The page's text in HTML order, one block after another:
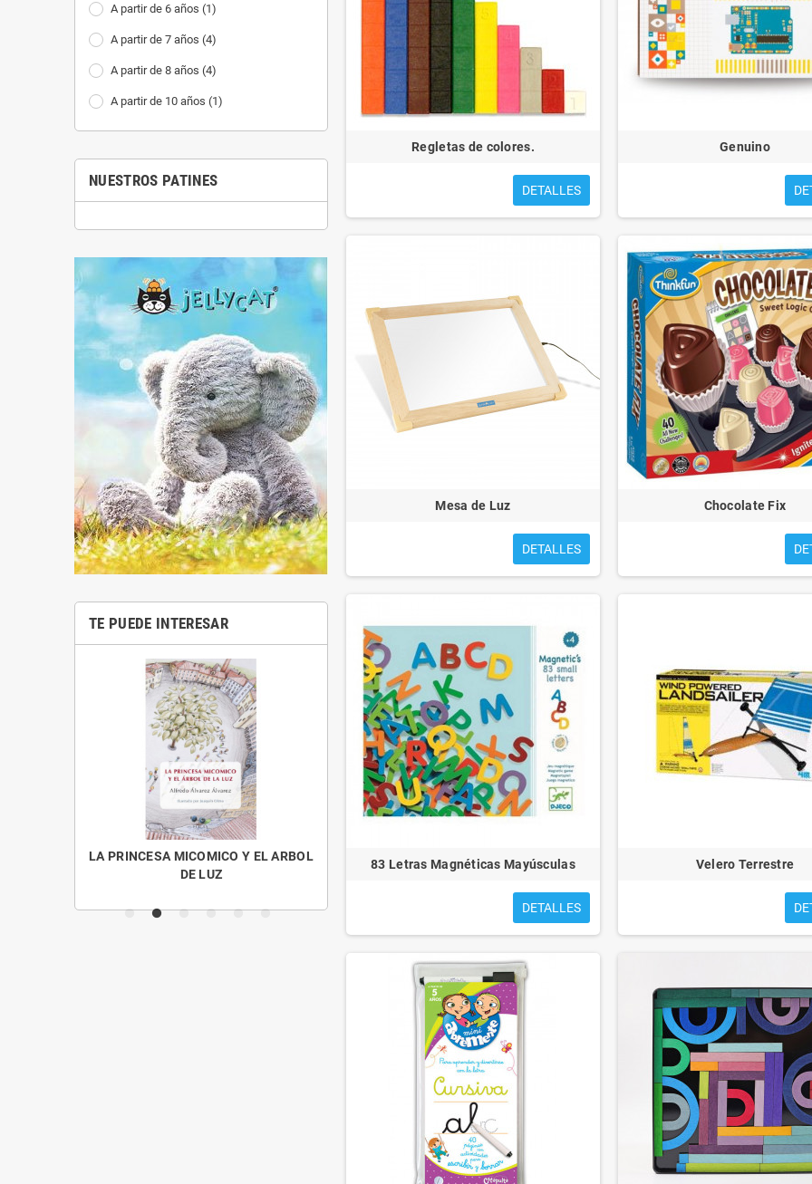
A partir de 6 años (1)
A partir de 7 años (4)
A partir de 8 años (4)
A partir de 10 años (1)
NUESTROS PATINES
TE PUEDE INTERESAR
LA PRINCESA MICOMICO Y EL ARBOL
DE LUZ
CUENTOS PARA EMMA CUENTOS PARA MATEO
Regletas de colores.
DETALLES
Genuino
Mesa de Luz
DETALLES
Chocolate Fix
83 Letras Magnéticas Mayúsculas
DETALLES
Velero Terrestre